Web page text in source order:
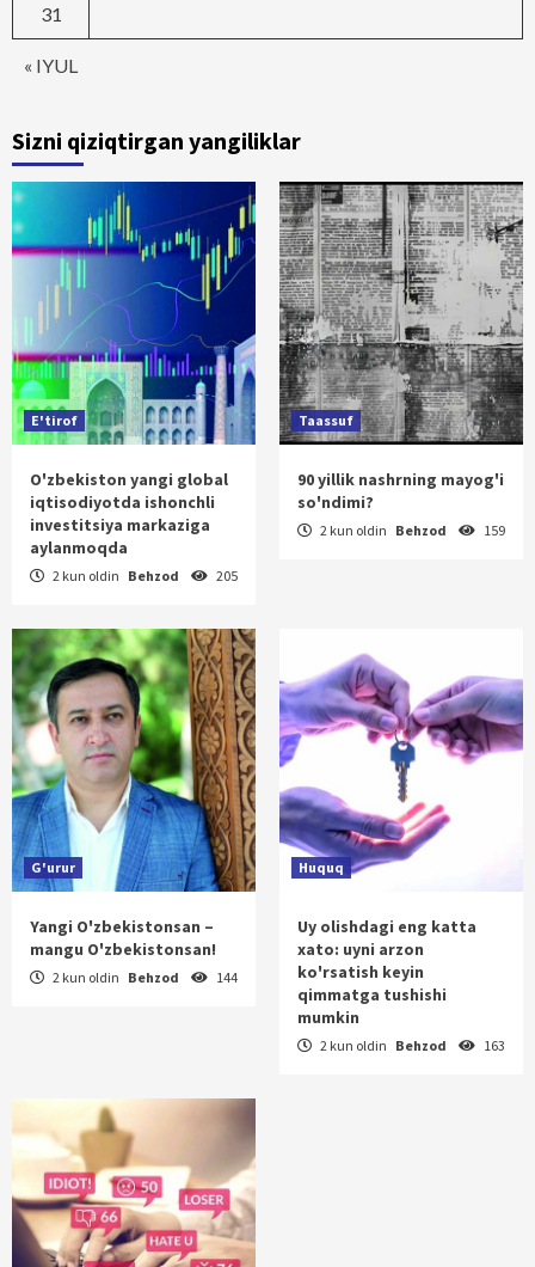
« IYUL
31
Sizni qiziqtirgan yangiliklar
E'tirof
O'zbekiston yangi global
iqtisodiyotda ishonchli
investitsiya markaziga
aylanmoqda
2 kun oldin Behzod 205
Taassuf
90 yillik nashrning mayog'i
so'ndimi?
2 kun oldin Behzod 159
G'urur
Yangi O'zbekistonsan –
mangu O'zbekistonsan!
2 kun oldin Behzod 144
Huquq
Uy olishdagi eng katta
xato: uyni arzon
ko'rsatish keyin
qimmatga tushishi
mumkin
2 kun oldin Behzod 163